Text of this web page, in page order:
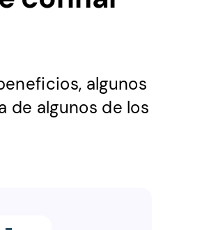
algunos
de algunos de los